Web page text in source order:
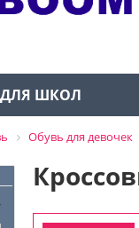
ШКОЛ
Обувь для девочек